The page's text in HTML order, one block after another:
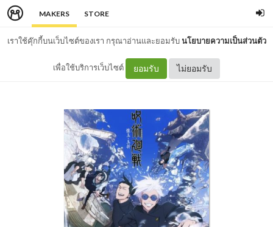
MAKERS STORE
เราใช้คุ๊กกี้บนเว็บไซต์ของเรา กรุณาอ่านและยอมรับนโยบายความเป็นส่วนตัว
เพื่อใช้บริการเว็บไซต์ ยอมรับ ไม่ยอมรับ